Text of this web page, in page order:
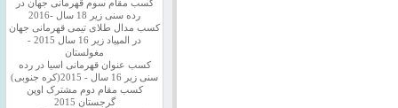
کسب مقام سوم قهرمانی جهان در
رده سنی زیر 18 سال -2016
کسب مدال طلای تیمی قهرمانی جهان
در المپیاد زیر 16 سال 2015 -
مغولستان
کسب عنوان قهرمانی اسیا در رده
سنی زیر 16 سال - 2015(کره جنوبی)
کسب مقام دوم مشترک اوپن
گرجستان 2015